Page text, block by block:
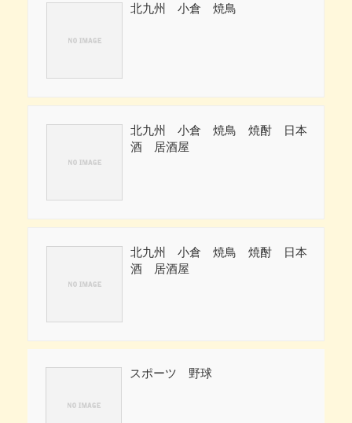
北九州 小倉 焼鳥
北九州 小倉 焼鳥 焼酎 日本
酒 居酒屋
北九州 小倉 焼鳥 焼酎 日本
酒 居酒屋
スポーツ 野球